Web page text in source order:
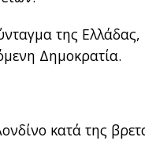
της
Δημοκρατία.
κατά της